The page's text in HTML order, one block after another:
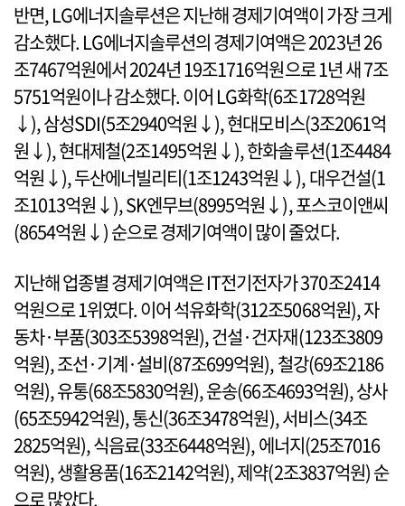
반면, LG에너지솔루션은 지난해 경제기여액이 가장 크게
감소했다. LG에너지솔루션의 경제기여액은 2023년 26
조7467억원에서 2024년 19조1716억원으로 1년 새 7조
5751억원이나 감소했다. 이어 LG화학(6조1728억원
↓), 삼성SDI(5조2940억원↓), 현대모비스(3조2061억
원↓), 현대제철(2조1495억원↓), 한화솔루션(1조4484
억원↓), 두산에너빌리티(1조1243억원↓), 대우건설(1
조1013억원↓), SK엔무브(8995억원↓), 포스코이앤씨
(8654억원↓) 순으로 경제기여액이 많이 줄었다.
지난해 업종별 경제기여액은 IT전기전자가 370조2414
억원으로 1위였다. 이어 석유화학(312조5068억원), 자
동차·부품(303조5398억원), 건설·건자재(123조3809
억원), 조선·기계·설비(87조699억원), 철강(69조2186
억원), 유통(68조5830억원), 운송(66조4693억원), 상사
(65조5942억원), 통신(36조3478억원), 서비스(34조
2825억원), 식음료(33조6448억원), 에너지(25조7016
억원), 생활용품(16조2142억원), 제약(2조3837억원) 순
으로 많았다.